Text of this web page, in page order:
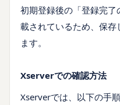
初期登録後の「登録完了
載されているため、保存
ます。
Xserverでの確認方法
Xserverでは、以下の手